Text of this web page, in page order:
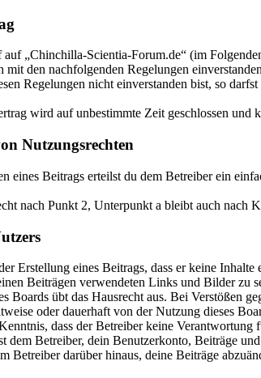
„Chinchilla-Scientia-Forum.de“ (im
mit den nachfolgenden Regelungen
Regelungen nicht einverstanden bist, so
wird auf unbestimmte Zeit geschlossen
Nutzungsrechten
eines Beitrags erteilst du dem Betreiber ein
nach Punkt 2, Unterpunkt a bleibt auch nach
Erstellung eines Beitrags, dass er keine
Beiträgen verwendeten Links und Bilder zu
Boards übt das Hausrecht aus. Bei Verstößen
oder dauerhaft von der Nutzung dieses
dass der Betreiber keine
dem Betreiber, dein Benutzerkonto, Beiträge
Betreiber darüber hinaus, deine Beiträge